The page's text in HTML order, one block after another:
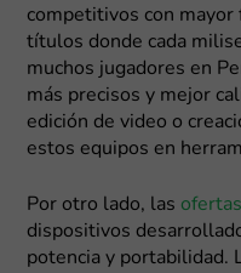
competitivos con
títulos donde cada
muchos jugadores en
más precisos y mejor
edición de video o
estos equipos en
Por otro lado, las
dispositivos
potencia y portabilidad.